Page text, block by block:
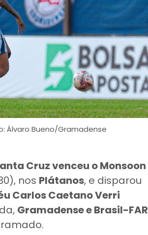
Álvaro Bueno/Gramadense
Cruz venceu o Monsoon
nos Plátanos, e disparou
Carlos Caetano Verri
Gramadense e Brasil-FAR